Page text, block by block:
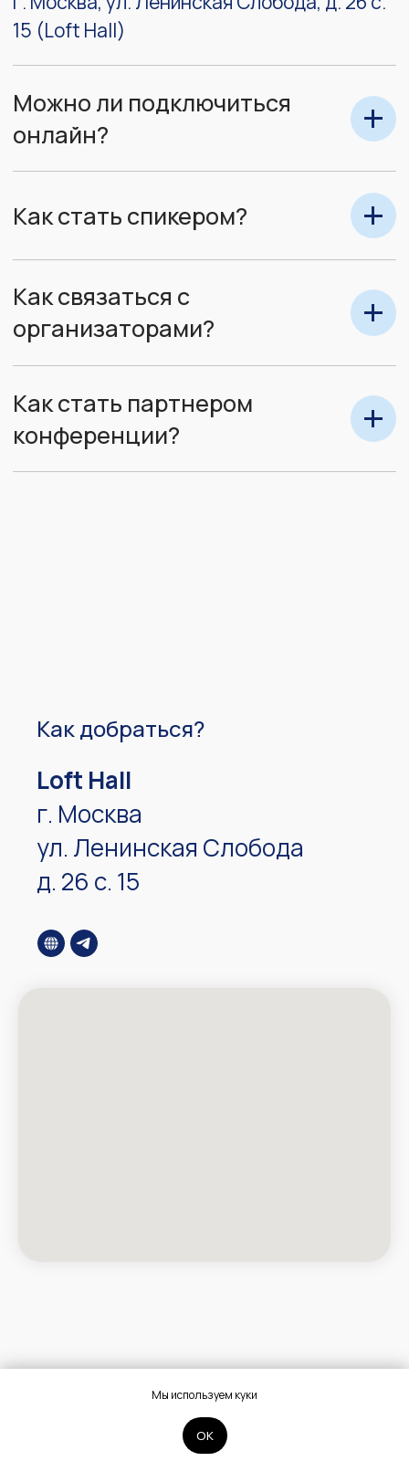
Как добраться?
Loft Hall
г. Москва
ул. Ленинская Слобода
д. 26 с. 15
Мы используем куки
ОК